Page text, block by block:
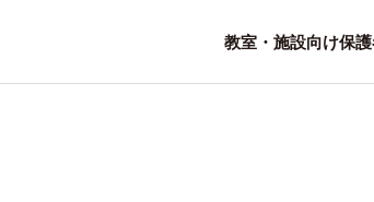
教室・施設向け保